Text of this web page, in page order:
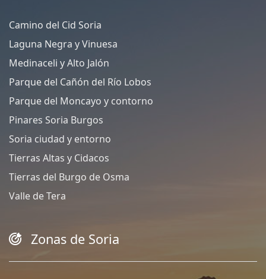
Camino del Cid Soria
Laguna Negra y Vinuesa
Medinaceli y Alto Jalón
Parque del Cañón del Río Lobos
Parque del Moncayo y contorno
Pinares Soria Burgos
Soria ciudad y entorno
Tierras Altas y Cidacos
Tierras del Burgo de Osma
Valle de Tera
Zonas de Soria